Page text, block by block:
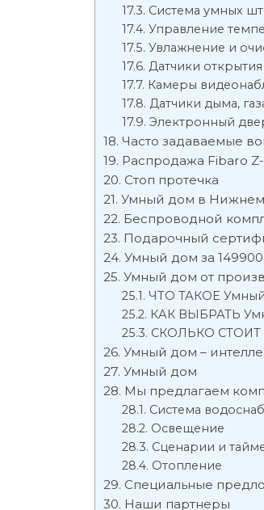
Система умных
Управление
Увлажнение и
Датчики
Камеры
Датчики дыма,
Электронный
Часто задаваемые
Распродажа Fibaro
Стоп протечка
Умный дом в
Беспроводной
Подарочный
Умный дом за 149900
Умный дом от
ЧТО ТАКОЕ
КАК ВЫБРАТЬ
СКОЛЬКО СТОИТ
Умный дом –
Умный дом
Мы предлагаем
Система
Освещение
Сценарии и
Отопление
Специальные
Наши партнеры